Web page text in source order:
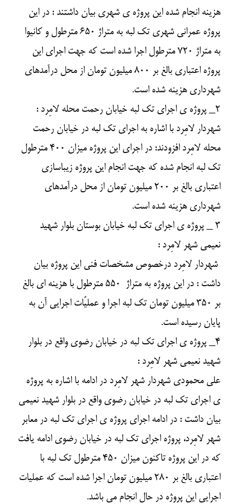
هزینه انجام شده این پروژه ی شهری بیان داشتند : در این
پروژه عمرانی شهری تک لبه به متراژ ۶۵۰ مترطول و کانیوا
به متراژ ۷۲۰ مترطول اجرا شده است که جهت اجرای این
پروژه اعتباری بالغ بر ۸۰۰ میلیون تومان از محل درآمدهای
شهرداری هزینه شده است.
۲_ پروژه ی اجرای تک لبه خیابان رحمت محله لامِرد :
شهردار لامِرد با اشاره به اجرای تک لبه در خیابان رحمت
محله لامِرد افزودند: در اجرای این پروژه میزان ۴۰۰ مترطول
تک لبه انجام شده که جهت انجام این پروژه زیباسازی
اعتباری بالغ بر ۲۰۰ میلیون تومان از محل درآمدهای
شهرداری هزینه شده است.
۳ _ پروژه ی اجرای تک لبه خیابان بوستان بلوار شهید
نعیمی شهر لامِرد :
شهردار لامِرد درخصوص مشخصات فنی این پروژه بیان
داشت : در این پروژه به متراژ ۵۵۰ مترطول با هزینه ای بالغ
بر ۳۵۰ میلیون تومان تک لبه اجرا و عملیّات اجرایی آن به
پایان رسیده است.
۴_ پروژه ی اجرای تک لبه در خیابان رضوی واقع در بلوار
شهید نعیمی شهر لامِرد :
علی محمودی شهردار شهر لامِرد در ادامه با اشاره به پروژه
ی اجرای تک لبه در خیابان رضوی واقع در بلوار شهید نعیمی
بیان داشت : در ادامه اجرای پروژه ی اجرای تک لبه در معابر
شهر لامِرد، پروژه اجرای تک لبه در خیابان رضوی ادامه یافت
که در این پروژه تاکنون میزان ۴۵۰ مترطول تک لبه با
اعتباری بالغ بر ۲۸۰ میلیون تومان اجرا شده است که عملیات
اجرایی این پروژه در حال انجام می باشد.